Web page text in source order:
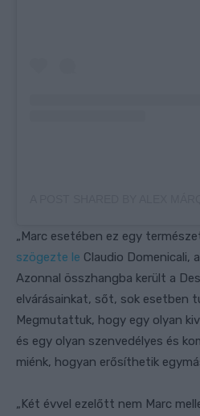
„Marc esetében ez egy
szögezte le Claudio Domenicali,
Azonnal összhangba került a
elvárásainkat, sőt, sok esetben
Megmutattuk, hogy egy olyan
és egy olyan szenvedélyes és
miénk, hogyan erősíthetik
„Két évvel ezelőtt nem Marc